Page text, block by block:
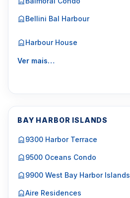
Bellini Bal Harbour
Harbour House
Ver mais…
BAY HARBOR ISLANDS
9300 Harbor Terrace
9500 Oceans Condo
9900 West Bay Harbor Islands
Aire Residences